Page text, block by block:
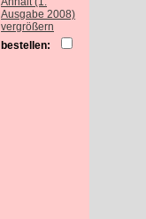
vergrößern
bestellen: